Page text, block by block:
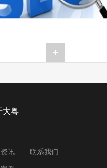
大粤
讯 联系我们